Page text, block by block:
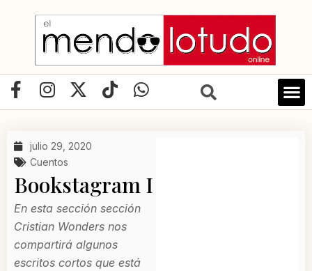
contenido
F
a
e
b
o
o
k
-
f
I
n
t
a
g
r
a
m
X
-
w
t
e
r
T
i
W
h
a
p
p
julio 29, 2020
Cuentos
Bookstagram I
En esta sección sección
Cristian Wonders nos
compartirá algunos
escritos cortos que está